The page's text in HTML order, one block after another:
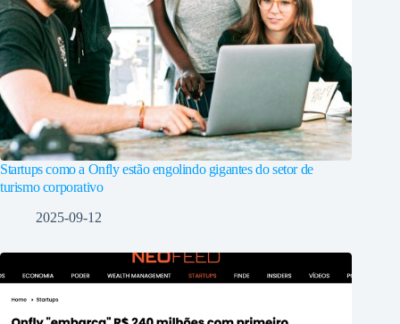
Startups como a Onfly estão engolindo gigantes do setor de
turismo corporativo
2025-09-12